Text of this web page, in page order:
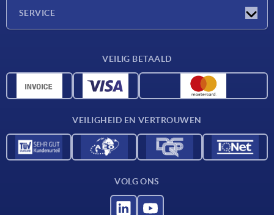
SERVICE
CAD-gegevens
VEILIG BETAALD
VEILIGHEID EN VERTROUWEN
VOLG ONS